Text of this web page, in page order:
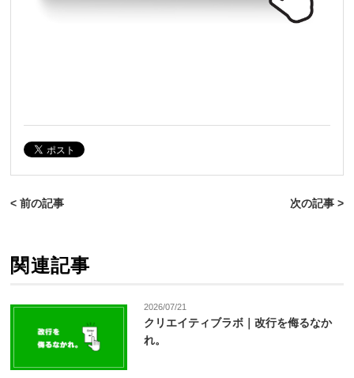
< 前の記事 次の記事 >
関連記事
2026/07/21
クリエイティブラボ｜改行を侮るなか
れ。